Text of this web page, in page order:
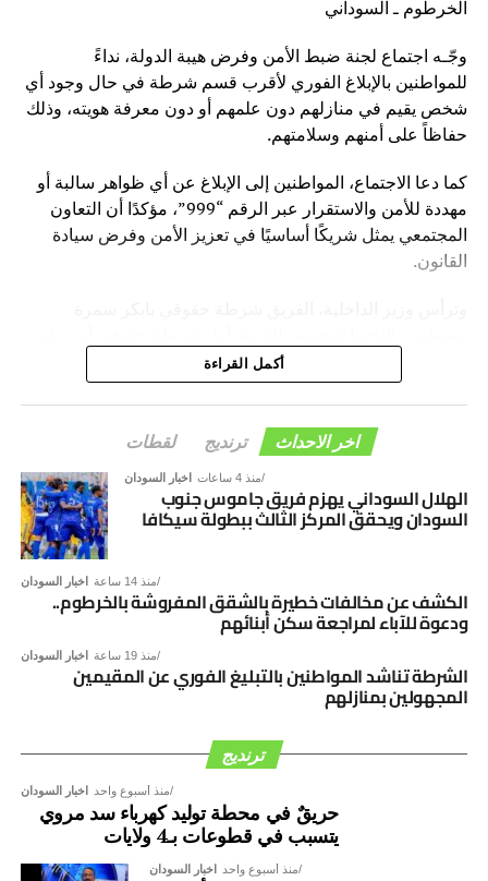
المفروشة، خالد يس، أن الحملة مهمة وكشفت العديد من
المخالفات وهي مستمرة وشاملة لكل محليات الولاية.
ونصح يس، أصحاب المكاتب العقارية وملاك الشقق بالحرص
على التنظيم والترخيص لتفادي الوقوع في المخالفات.
الخرطوم ـ السوداني
وجّـه اجتماع لجنة ضبط الأمن وفرض هيبة الدولة، نداءً
للمواطنين بالإبلاغ الفوري لأقرب قسم شرطة في حال وجود أي
شخص يقيم في منازلهم دون علمهم أو دون معرفة هويته، وذلك
حفاظاً على أمنهم وسلامتهم.
كما دعا الاجتماع، المواطنين إلى الإبلاغ عن أي ظواهر سالبة أو
مهددة للأمن والاستقرار عبر الرقم “999”، مؤكدًا أن التعاون
المجتمعي يمثل شريكًا أساسيًا في تعزيز الأمن وفرض سيادة
القانون.
المنعم فضل حسين، مدير عام قوات الشرطة، وأعضاء اللجنة.
وأوضح المتحدث الرسمي باسم قوات الشرطة ـ رئيس اللجنة
الإعلامية، العميد شرطة فتح الرحمن محمد التوم، أن الاجتماع
ناقش تقارير أداء اللجان المختلفة، واطمأن على الجهود الكبيرة
التي تبذلها اللجان في إسناد لجنة أمن ولاية الخرطوم، وتعزيز
الأمن والاستقرار بالولاية، وتهيئة الظروف المُناسبة لتسهيل عودة
واستمع الاجتماع إلى تقرير مُفصّل قدمه الفريق شرطة ياسر
عمر أبوزيد، مدير عام قوات السجون، حول الجهود المبذولة
لإعادة تأهيل وصيانة المؤسسات الإصلاحية، بما يمكنها من
استيعاب النزلاء، وفقًا للمعايير المطلوبة، مع مراعاة مبادئ
حقوق الإنسان والضوابط القانونية ذات الصلة.
أكمل القراءة
اخر الاحداث ترنديج لقطات
اخبار السودان منذ 4 ساعات
الهلال السوداني يهزم فريق جاموس جنوب
السودان ويحقق المركز الثالث ببطولة سيكافا
اخبار السودان منذ 14 ساعة
الكشف عن مخالفات خطيرة بالشقق المفروشة بالخرطوم..
ودعوة للآباء لمراجعة سكن أبنائهم
اخبار السودان منذ 19 ساعة
الشرطة تناشد المواطنين بالتبليغ الفوري عن المقيمين
المجهولين بمنازلهم
ترنديج
اخبار السودان منذ أسبوع واحد
حريقٌ في محطة توليد كهرباء سد مروي
يتسبب في قطوعات بـ4 ولايات
اخبار السودان منذ أسبوع واحد